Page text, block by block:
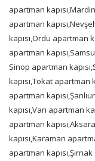
apartman
apartman
kapısı,Ordu apartman
apartman
Sinop apartman
kapısı,Tokat apartman
apartman
kapısı,Van apartman
apartman
kapısı,Karaman
apartman